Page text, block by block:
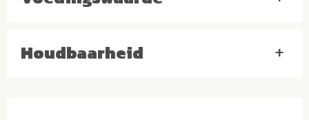
* van biologische oorsprong.
Houdbaarheid +